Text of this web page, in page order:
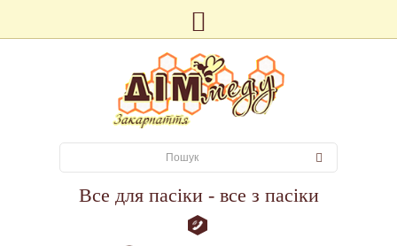
Все для пасіки - все з пасіки